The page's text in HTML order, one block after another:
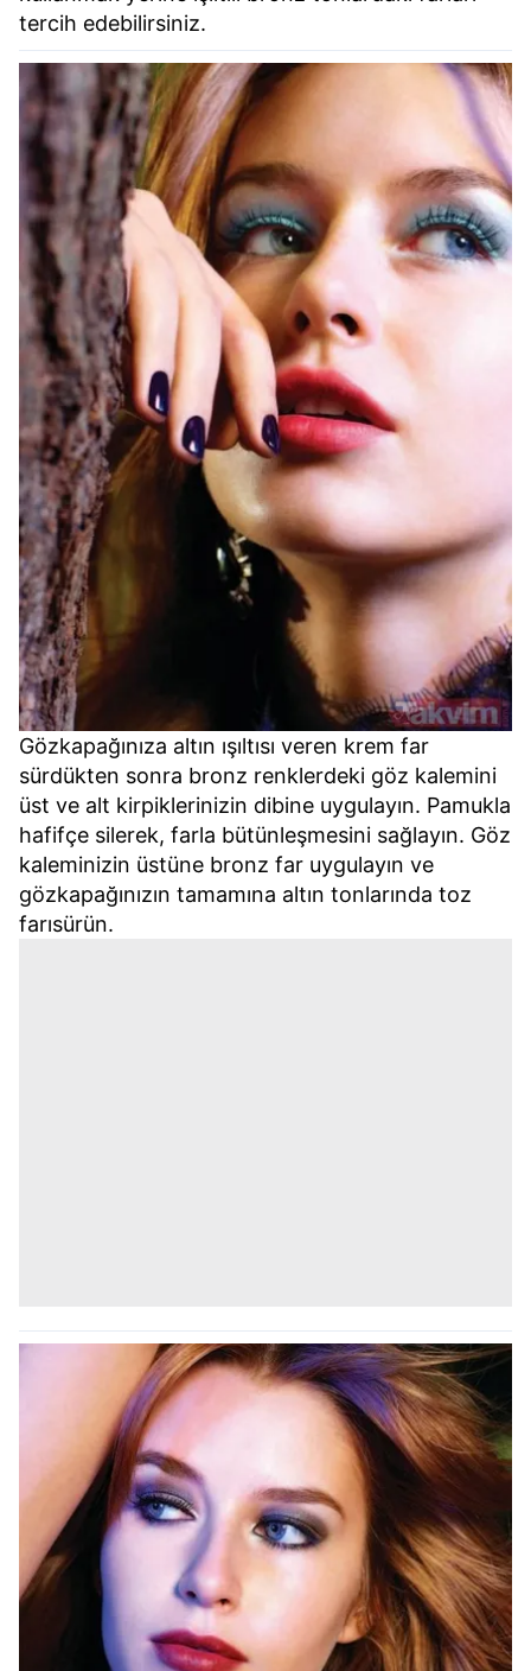
tercih edebilirsiniz.
Gözkapağınıza altın ışıltısı veren krem far
sürdükten sonra bronz renklerdeki göz kalemini
üst ve alt kirpiklerinizin dibine uygulayın. Pamukla
hafifçe silerek, farla bütünleşmesini sağlayın. Göz
kaleminizin üstüne bronz far uygulayın ve
gözkapağınızın tamamına altın tonlarında toz
farısürün.